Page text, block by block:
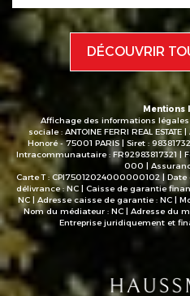
équipée, de deux
de bains avec WC et d'un WC
complété par une cave. Copropriété de 29 lots.
Charges: 411€ /mois Les
risques auxquels ce bien
disponibles sur le site
www.georisques.gouv.fr
acquéreur.
DÉCOUVRIR
Mentions
Affichage des informations
sociale : ANTOINE FERRI REAL
Honoré - 75001 PARIS | Siret :
Intracommunautaire : FR92983817321 |
000 |
Carte T : CPI75012024000000102 |
délivrance : NC | Caisse de garantie
NC | Adresse caisse de garantie : NC |
Nom du médiateur : NC | Adresse du
Entreprise juridiquement et